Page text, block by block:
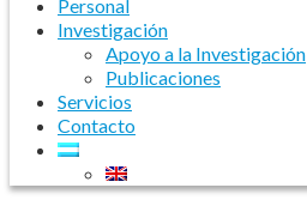
Personal
Investigación
Apoyo a la Investigación
Publicaciones
Servicios
Contacto